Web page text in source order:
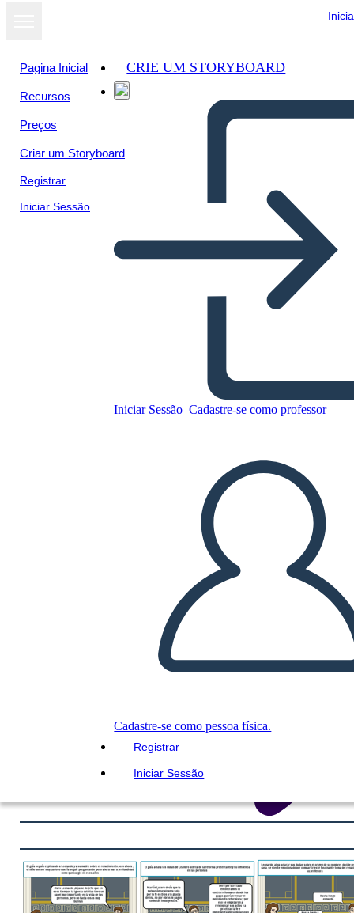
Pagina Inicial
Recursos
Preços
Criar um Storyboard
Registrar
Iniciar Sessão
CRIE UM STORYBOARD
Iniciar Sessão Cadastre-se como professor
Cadastre-se como pessoa física.
Registrar
Iniciar Sessão
Copie este storyboard
CRIAR UM STORYBOARD
LEIA PRA MIM
Ver como
apresentação